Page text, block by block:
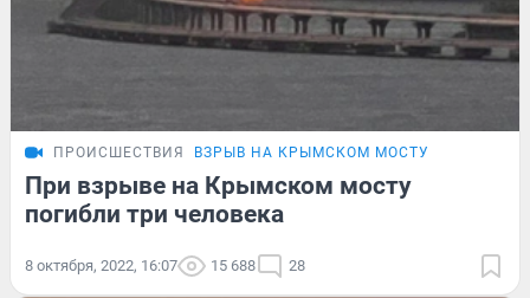
ПРОИСШЕСТВИЯ ВЗРЫВ НА КРЫМСКОМ МОСТУ
При взрыве на Крымском мосту
погибли три человека
8 октября, 2022, 16:07 15 688 28